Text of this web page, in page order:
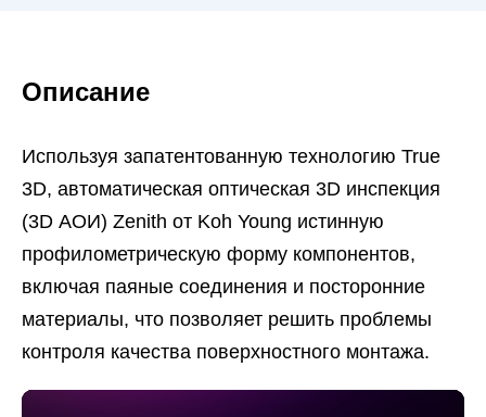
Описание
Используя запатентованную технологию True
3D, автоматическая оптическая 3D инспекция
(3D АОИ) Zenith от Koh Young истинную
профилометрическую форму компонентов,
включая паяные соединения и посторонние
материалы, что позволяет решить проблемы
контроля качества поверхностного монтажа.